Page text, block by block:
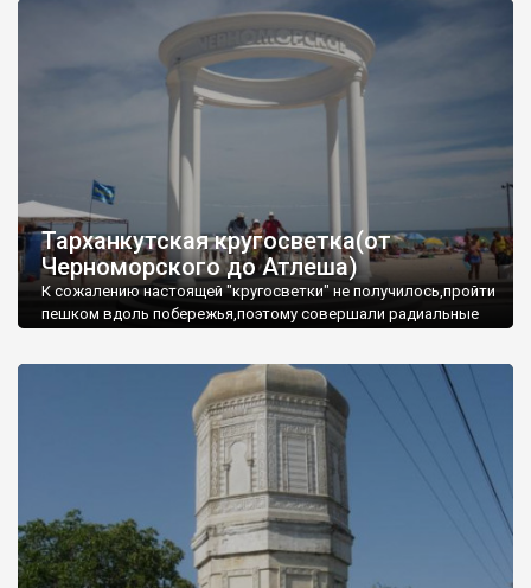
Тарханкутская кругосветка(от
Черноморского до Атлеша)
К сожалению настоящей "кругосветки" не получилось,пройти
пешком вдоль побережья,поэтому совершали радиальные